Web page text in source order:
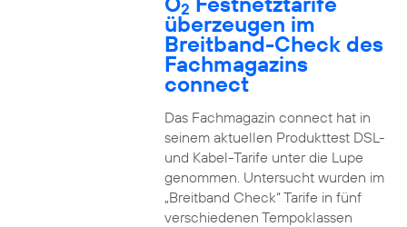
2
überzeugen im
Breitband-Check des
Fachmagazins
connect
Das Fachmagazin connect hat in
seinem aktuellen Produkttest DSL-
und Kabel-Tarife unter die Lupe
genommen. Untersucht wurden im
„Breitband Check“ Tarife in fünf
verschiedenen Tempoklassen